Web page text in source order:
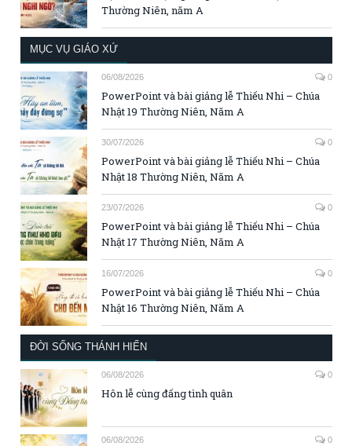
Thường Niên, năm A
MỤC VỤ GIÁO XỨ
06/08/2026 0
PowerPoint và bài giảng lễ Thiếu Nhi – Chúa
Nhật 19 Thường Niên, Năm A
30/07/2026 0
PowerPoint và bài giảng lễ Thiếu Nhi – Chúa
Nhật 18 Thường Niên, Năm A
23/07/2026 0
PowerPoint và bài giảng lễ Thiếu Nhi – Chúa
Nhật 17 Thường Niên, Năm A
16/07/2026 0
PowerPoint và bài giảng lễ Thiếu Nhi – Chúa
Nhật 16 Thường Niên, Năm A
ĐỜI SỐNG THÁNH HIẾN
06/08/2026 0
Hôn lễ cùng đấng tình quân
06/08/2026 0